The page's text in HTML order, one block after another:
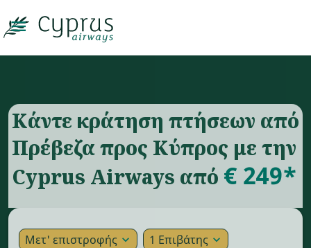

Κάντε κράτηση πτήσεων από
Πρέβεζα προς Κύπρος με την
Cyprus Airways από € 249*
Μετ' επιστροφής expand_more 1 Επιβάτης expand_more